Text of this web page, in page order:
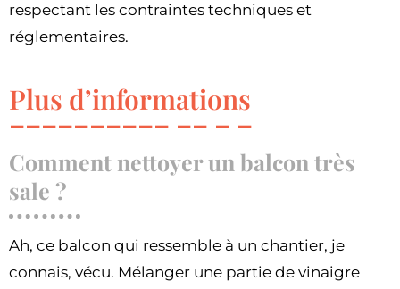
respectant les contraintes techniques et
réglementaires.
Plus d’informations
Comment nettoyer un balcon très
sale ?
Ah, ce balcon qui ressemble à un chantier, je
connais, vécu. Mélanger une partie de vinaigre